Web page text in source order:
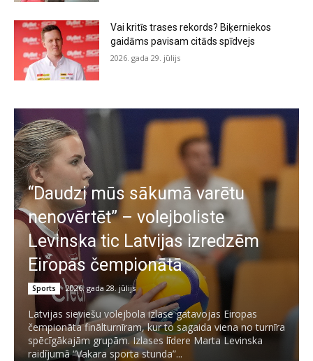
Vai kritīs trases rekords? Biķerniekos
gaidāms pavisam citāds spīdvejs
2026. gada 29. jūlijs
“Daudzi mūs sākumā varētu
nenovērtēt” – volejboliste
Levinska tic Latvijas izredzēm
Eiropas čempionātā
Sports 2026. gada 28. jūlijs
Latvijas sieviešu volejbola izlase gatavojas Eiropas
čempionāta finālturnīram, kur to sagaida viena no turnīra
spēcīgākajām grupām. Izlases līdere Marta Levinska
raidījumā “Vakara sporta stunda”...